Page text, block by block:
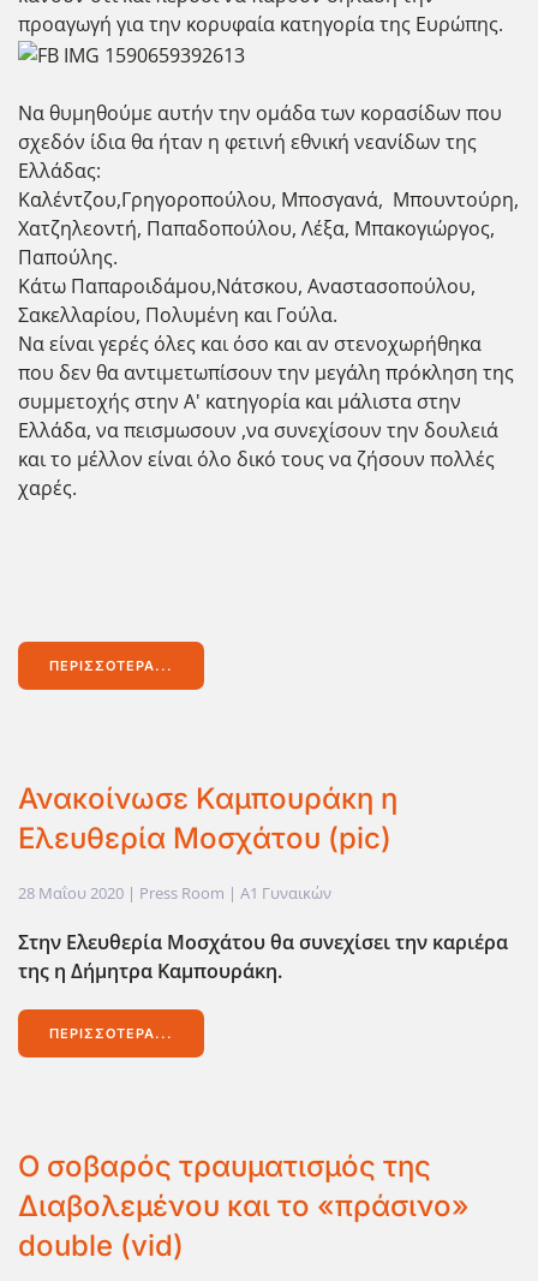
προαγωγή για την κορυφαία κατηγορία της Ευρώπης.
Να θυμηθούμε αυτήν την ομάδα των κορασίδων που
σχεδόν ίδια θα ήταν η φετινή εθνική νεανίδων της
Ελλάδας:
Καλέντζου,Γρηγοροπούλου, Μποσγανά, Μπουντούρη,
Χατζηλεοντή, Παπαδοπούλου, Λέξα, Μπακογιώργος,
Παπούλης.
Κάτω Παπαροιδάμου,Νάτσκου, Αναστασοπούλου,
Σακελλαρίου, Πολυμένη και Γούλα.
Να είναι γερές όλες και όσο και αν στενοχωρήθηκα
που δεν θα αντιμετωπίσουν την μεγάλη πρόκληση της
συμμετοχής στην Α' κατηγορία και μάλιστα στην
Ελλάδα, να πεισμωσουν ,να συνεχίσουν την δουλειά
και το μέλλον είναι όλο δικό τους να ζήσουν πολλές
χαρές.
ΠΕΡΙΣΣΌΤΕΡΑ...
Ανακοίνωσε Καμπουράκη η
Ελευθερία Μοσχάτου (pic)
28 Μαΐου 2020 | Press Room | Α1 Γυναικών
Στην Ελευθερία Μοσχάτου θα συνεχίσει την καριέρα
της η Δήμητρα Καμπουράκη.
ΠΕΡΙΣΣΌΤΕΡΑ...
Ο σοβαρός τραυματισμός της
Διαβολεμένου και το «πράσινο»
double (vid)